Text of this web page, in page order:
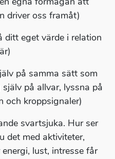
driver oss framåt)
ditt eget värde i relation
på samma sätt som
på allvar, lyssna på
och kroppsignaler)
svartsjuka. Hur ser
det med aktiviteter,
lust, intresse får